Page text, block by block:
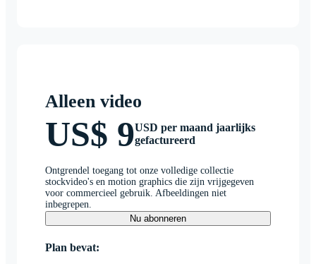
Alleen video
US$ 9USD per maand jaarlijks
gefactureerd
Ontgrendel toegang tot onze volledige collectie
stockvideo's en motion graphics die zijn vrijgegeven
voor commercieel gebruik. Afbeeldingen niet
inbegrepen.
Nu abonneren
Plan bevat: